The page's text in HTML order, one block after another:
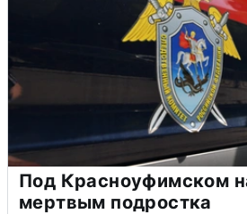
Под Красноуфимском
мертвым подростка